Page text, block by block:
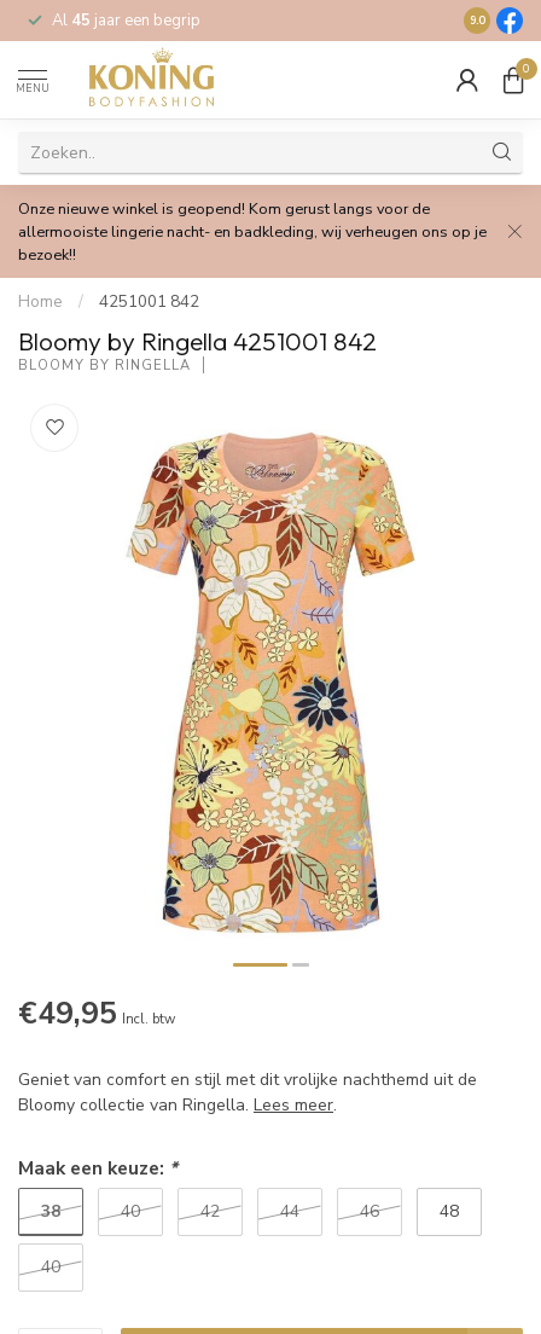
Al 45 jaar een begrip Gratis
9.0
MENU
0
Onze nieuwe winkel is geopend! Kom gerust langs voor de
allermooiste lingerie nacht- en badkleding, wij verheugen ons op je
bezoek!!
Home / 4251001 842
Bloomy by Ringella 4251001 842
BLOOMY BY RINGELLA
€49,95 Incl. btw
Geniet van comfort en stijl met dit vrolijke nachthemd uit de
Bloomy collectie van Ringella. Lees meer.
Maak een keuze: *
38 40 42 44 46 48
40